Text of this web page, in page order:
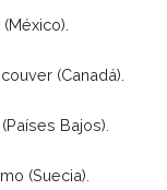
(Canadá).
Bajos).
(Suecia).